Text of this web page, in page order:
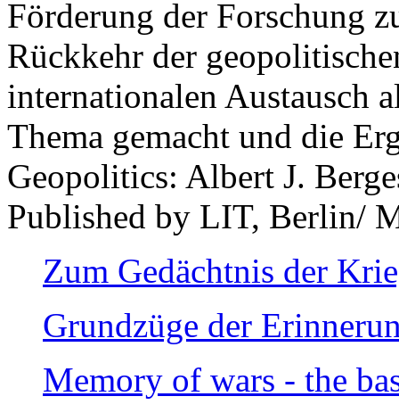
Förderung der Forschung
Rückkehr der
internationalen Austausch
Thema gemacht und die
Geopolitics: Albert J.
Published by LIT, Berlin/
Zum Gedächtnis der
Grundzüge der
Memory of wars - the